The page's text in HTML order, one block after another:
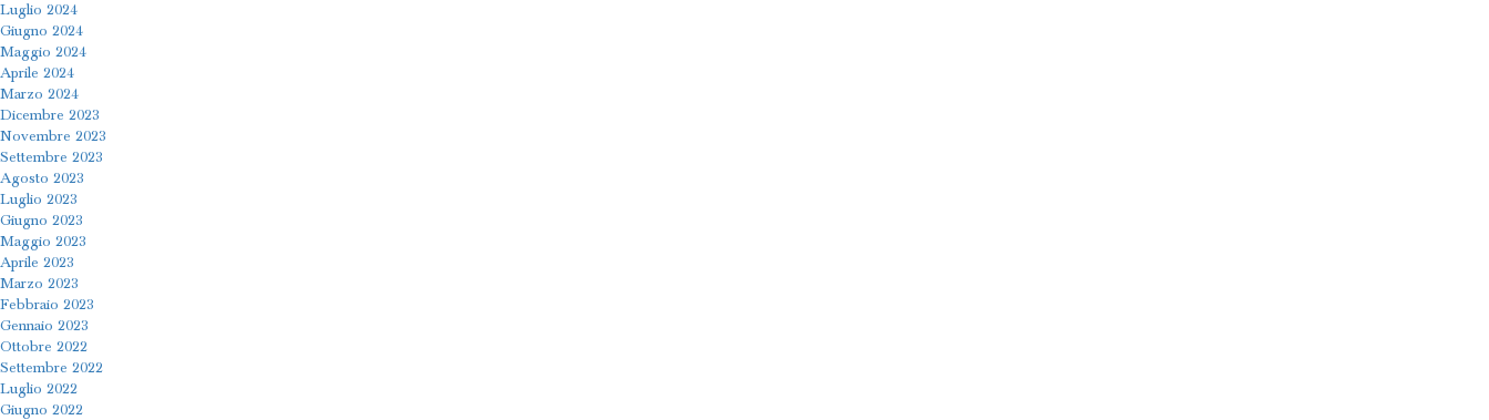
Luglio 2024
Giugno 2024
Maggio 2024
Aprile 2024
Marzo 2024
Dicembre 2023
Novembre 2023
Settembre 2023
Agosto 2023
Luglio 2023
Giugno 2023
Maggio 2023
Aprile 2023
Marzo 2023
Febbraio 2023
Gennaio 2023
Ottobre 2022
Settembre 2022
Luglio 2022
Giugno 2022